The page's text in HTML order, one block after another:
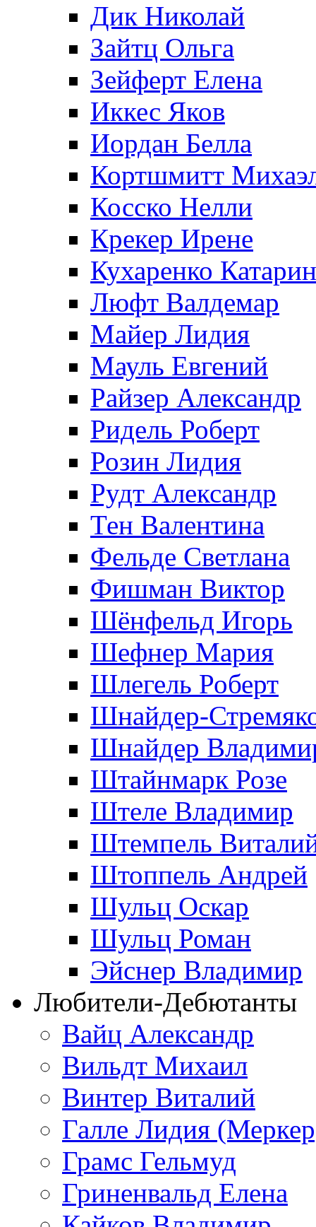
Дик Николай
Зайтц Ольга
Зейферт Елена
Иккес Яков
Иордан Белла
Кортшмитт
Косско Нелли
Крекер Ирене
Кухаренко
Люфт Валдемaр
Майер Лидия
Мауль Евгений
Райзер Александр
Ридель Роберт
Розин Лидия
Рудт Александр
Тен Валентина
Фельде Светлана
Фишман Виктор
Шёнфельд Игорь
Шефнер Мария
Шлегель Роберт
Шнайдер-
Шнайдер
Штайнмарк Розe
Штеле Владимир
Штемпель
Штоппель Андрей
Шульц Оскар
Шульц Роман
Эйснер Владимир
Любители-Дебютанты
Вайц Александр
Вильдт Михаил
Винтер Виталий
Галле Лидия
Грамс Гельмуд
Гриненвальд Елена